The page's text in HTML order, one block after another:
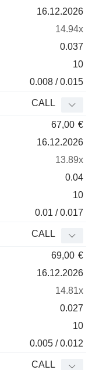
16.12.2026
14.94x
0.037
10
0.008 / 0.015
CALL
67,00 €
16.12.2026
13.89x
0.04
10
0.01 / 0.017
CALL
69,00 €
16.12.2026
14.81x
0.027
10
0.005 / 0.012
CALL